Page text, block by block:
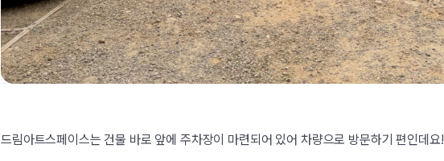
드림아트스페이스는 건물 바로 앞에 주차장이 마련되어 있어 차량으로 방문하기 편인데요!